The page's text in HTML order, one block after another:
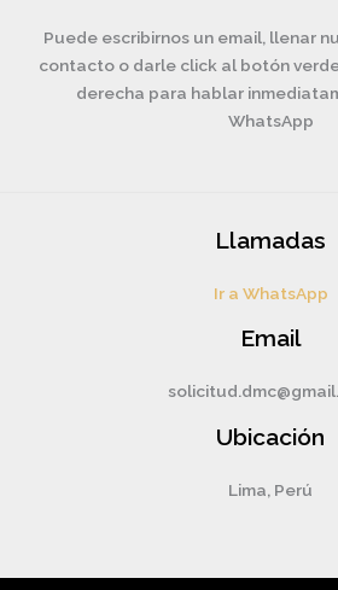
Puede escribirnos un email, llenar
contacto o darle click al botón
derecha para hablar
WhatsApp
Llamadas
Ir a WhatsApp
Email
Ubicación
Lima, Perú